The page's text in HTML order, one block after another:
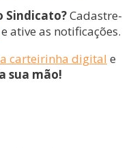
Sindicato?Cadastre-
e ative as notificações.
carteirinha digital e
sua mão!